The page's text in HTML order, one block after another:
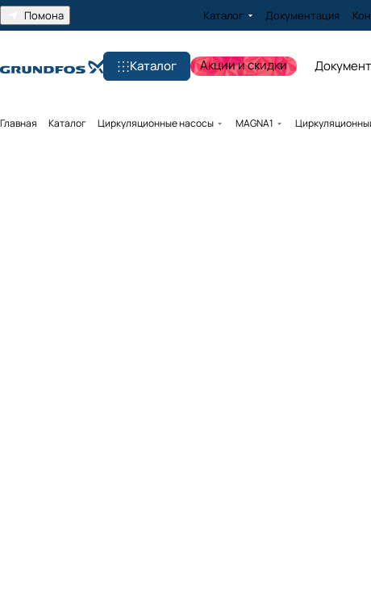
Помона Каталог Документация
Каталог Акции и скидки
Главная Каталог Циркуляционные насосы MAGNA1